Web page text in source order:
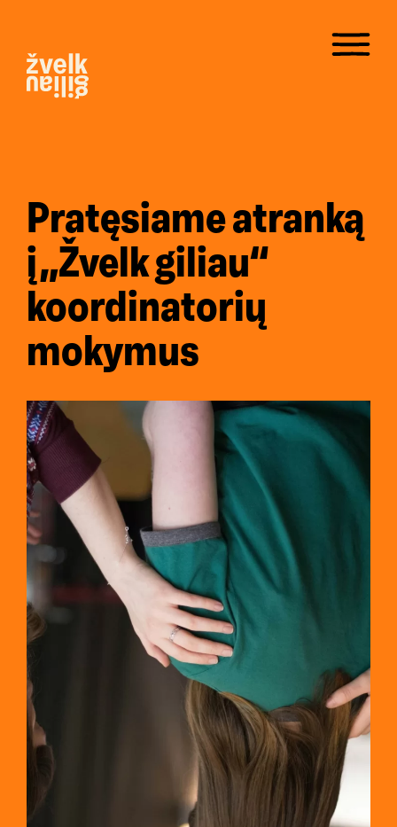
Pratęsiame atranką
į „Žvelk giliau“
koordinatorių
mokymus
Balandžio 10, 2025